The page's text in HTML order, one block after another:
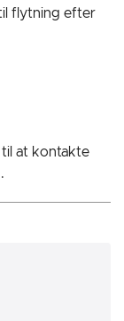
flytning efter
til at kontakte